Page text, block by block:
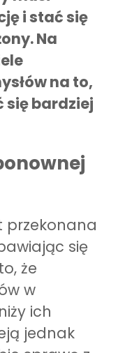
i stać się
Na
na to,
się bardziej
przekonana
się
że
w
ich
jednak